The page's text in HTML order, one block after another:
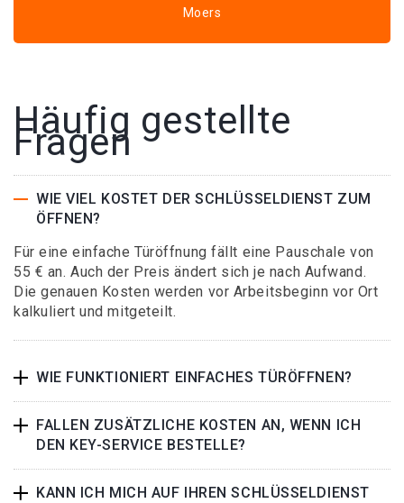
Moers
Häufig gestellte
Fragen
WIE VIEL KOSTET DER SCHLÜSSELDIENST ZUM
ÖFFNEN?
Für eine einfache Türöffnung fällt eine Pauschale von
55 € an. Auch der Preis ändert sich je nach Aufwand.
Die genauen Kosten werden vor Arbeitsbeginn vor Ort
kalkuliert und mitgeteilt.
WIE FUNKTIONIERT EINFACHES TÜRÖFFNEN?
FALLEN ZUSÄTZLICHE KOSTEN AN, WENN ICH
DEN KEY-SERVICE BESTELLE?
KANN ICH MICH AUF IHREN SCHLÜSSELDIENST